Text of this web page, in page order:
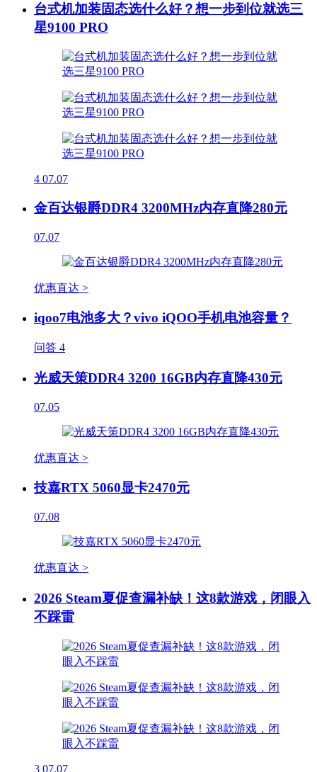
台式机加装固态选什么好？想一步到位就选三
星9100 PRO
4 07.07
金百达银爵DDR4 3200MHz内存直降280元
07.07
优惠直达 >
iqoo7电池多大？vivo iQOO手机电池容量？
问答 4
光威天策DDR4 3200 16GB内存直降430元
07.05
优惠直达 >
技嘉RTX 5060显卡2470元
07.08
优惠直达 >
2026 Steam夏促查漏补缺！这8款游戏，闭眼入
不踩雷
3 07.07